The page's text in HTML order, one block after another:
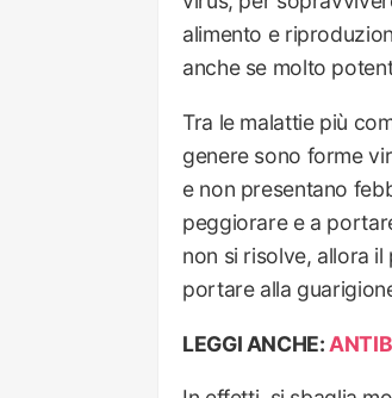
alimento e
anche se molto
Tra le malattie più
genere sono forme
e non presentano
peggiorare e a
non si risolve, allora
portare alla
LEGGI ANCHE: